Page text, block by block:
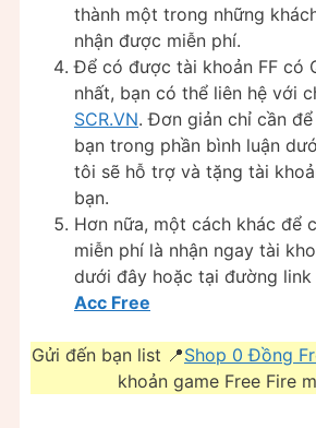
thành một trong những
nhận được miễn phí.
Để có được tài khoản FF có
nhất, bạn có thể liên hệ với
SCR.VN. Đơn giản chỉ cần
bạn trong phần bình luận
tôi sẽ hỗ trợ và tặng tài
bạn.
Hơn nữa, một cách khác để
miễn phí là nhận ngay tài
dưới đây hoặc tại đường
Acc Free
Gửi đến bạn list 📍Shop 0 Đồng
khoản game Free Fire